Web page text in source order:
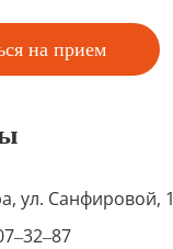
на прием
ул. Санфировой,